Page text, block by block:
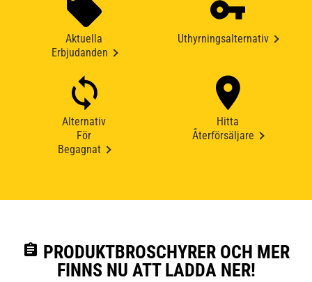
Aktuella
Erbjudanden
Uthyrningsalternativ
Alternativ
För
Begagnat
Hitta
Återförsäljare
assignment PRODUKTBROSCHYRER OCH MER
FINNS NU ATT LADDA NER!